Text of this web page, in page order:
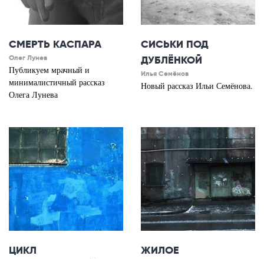
СМЕРТЬ КАСПАРА
Олег Лунев
Публикуем мрачный и
минималистичный рассказ
Олега Лунева
СИСЬКИ ПОД
ДУБЛЁНКОЙ
Илья Семёнов
Новый рассказ Ильи Семёнова.
ЦИКЛ
ЖИЛОЕ